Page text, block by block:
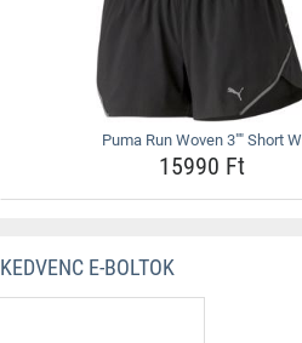
Puma Run Woven 3"" Short W
15990 Ft
KEDVENC E-BOLTOK